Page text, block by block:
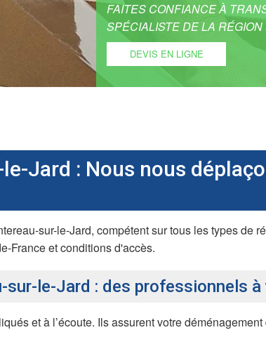
FAITES CONFIANCE À
SPÉCIALISTE DE LA
DEVIS EN LIGNE
Jard : Nous nous
sur-le-Jard, compétent sur tous les types de
France et conditions d'accès.
le-Jard : des professionnels
et à l’écoute. Ils assurent votre